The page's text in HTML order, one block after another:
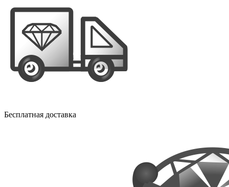
Бесплатная доставка